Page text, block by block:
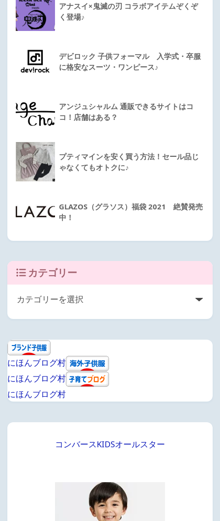
アナスイ×鬼滅の刃 コラボアイテムぞくぞ
く登場♪
デビロック 子供フォーマル 入学式・卒服
に格安なスーツ・ワンピース♪
アンジュシャルム 通販できるサイトはコ
コ！店舗はある？
プティマインを安く買う方法！セール品じ
ゃなくてもオトクに♪
GLAZOS（グラソス）福袋 2021 絶賛発売
中！
カテゴリー
にほんブログ村
にほんブログ村
にほんブログ村
コンバースKIDSオールスター